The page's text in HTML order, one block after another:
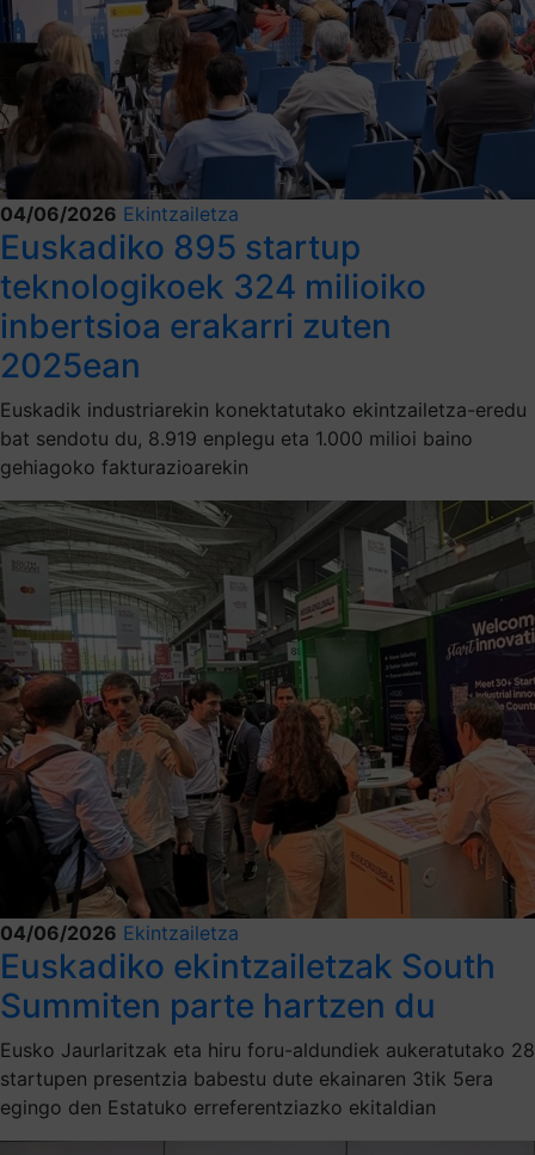
04/06/2026 Ekintzailetza
Euskadiko 895 startup
teknologikoek 324 milioiko
inbertsioa erakarri zuten
2025ean
Euskadik industriarekin konektatutako ekintzailetza-eredu
bat sendotu du, 8.919 enplegu eta 1.000 milioi baino
gehiagoko fakturazioarekin
04/06/2026 Ekintzailetza
Euskadiko ekintzailetzak South
Summiten parte hartzen du
Eusko Jaurlaritzak eta hiru foru-aldundiek aukeratutako 28
startupen presentzia babestu dute ekainaren 3tik 5era
egingo den Estatuko erreferentziazko ekitaldian